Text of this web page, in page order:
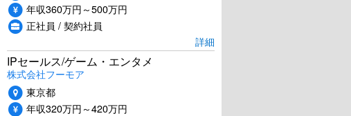
年収360万円～500万円
正社員 / 契約社員
詳細
IPセールス/ゲーム・エンタメ
株式会社フーモア
東京都
年収320万円～420万円